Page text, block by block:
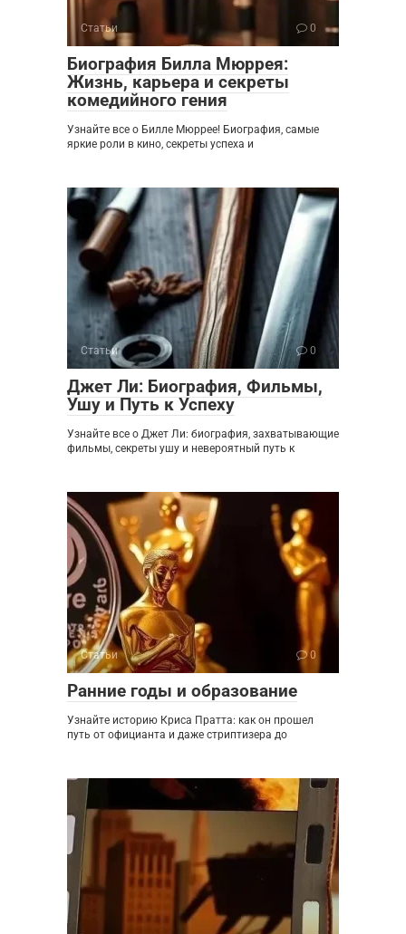
Статьи 0
Биография Билла Мюррея:
Жизнь, карьера и секреты
комедийного гения
Узнайте все о Билле Мюррее! Биография, самые
яркие роли в кино, секреты успеха и
Статьи 0
Джет Ли: Биография, Фильмы,
Ушу и Путь к Успеху
Узнайте все о Джет Ли: биография, захватывающие
фильмы, секреты ушу и невероятный путь к
Статьи 0
Ранние годы и образование
Узнайте историю Криса Пратта: как он прошел
путь от официанта и даже стриптизера до